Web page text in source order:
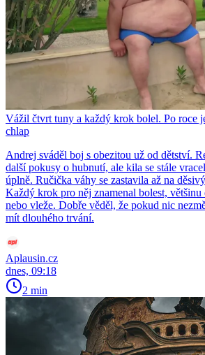
Vážil čtvrt tuny a každý krok bolel. Po roce
chlap
Andrej sváděl boj s obezitou už od dětství.
další pokusy o hubnutí, ale kila se stále
úplně. Ručička váhy se zastavila až na
Každý krok pro něj znamenal bolest,
nebo vleže. Dobře věděl, že pokud nic
mít dlouhého trvání.
Aplausin.cz
dnes, 09:18
2 min